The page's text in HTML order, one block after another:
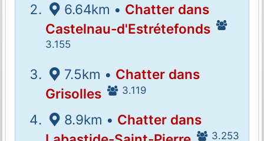
6.64km • Chatter dans
Castelnau-d'Estrétefonds
3.155
7.5km • Chatter dans
Grisolles
3.119
8.9km • Chatter dans
3.253